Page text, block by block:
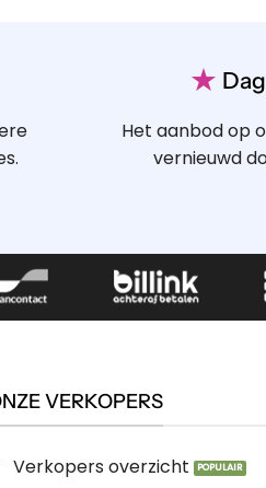
★
Het aanbod op
vernieuwd
VERKOPERS
Verkopers overzicht